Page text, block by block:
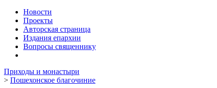
Новости
Проекты
Авторская страница
Издания епархии
Вопросы священнику
Приходы и монастыри
> Пошехонское благочиние